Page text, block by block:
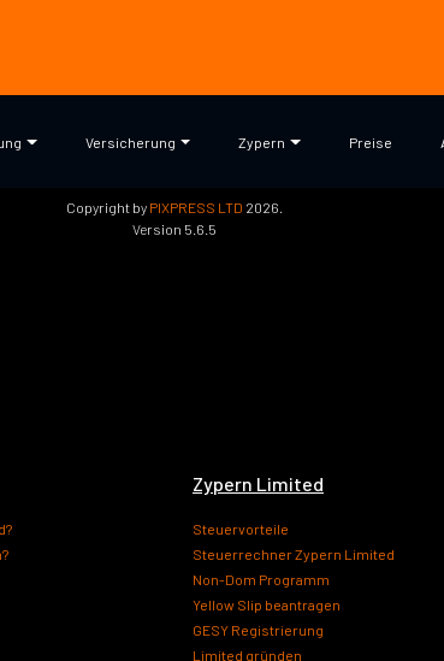
Versicherung Zypern Preise
Haftung. Diese Website dient dem allgemeinen
Copyright by PIXPRESS LTD 2026.
Version 5.6.5
Zypern Limited
Steuervorteile
Steuerrechner Zypern Limited
Non-Dom Programm
Yellow Slip beantragen
GESY Registrierung
Limited gründen